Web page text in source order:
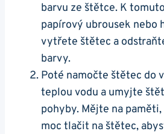
barvu ze štětce. K
papírový ubrousek nebo
vytřete štětec a
barvy.
Poté namočte štětec do
teplou vodu a umyjte
pohyby. Mějte na
moc ⁢tlačit na ​štětec,